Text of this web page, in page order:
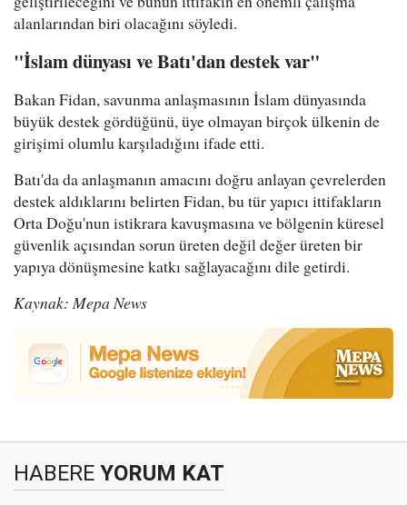
alanlarından biri olacağını söyledi.
"İslam dünyası ve Batı'dan destek var"
Bakan Fidan, savunma anlaşmasının İslam dünyasında
büyük destek gördüğünü, üye olmayan birçok ülkenin de
girişimi olumlu karşıladığını ifade etti.
Batı'da da anlaşmanın amacını doğru anlayan çevrelerden
destek aldıklarını belirten Fidan, bu tür yapıcı ittifakların
Orta Doğu'nun istikrara kavuşmasına ve bölgenin küresel
güvenlik açısından sorun üreten değil değer üreten bir
yapıya dönüşmesine katkı sağlayacağını dile getirdi.
Kaynak: Mepa News
HABERE YORUM KAT